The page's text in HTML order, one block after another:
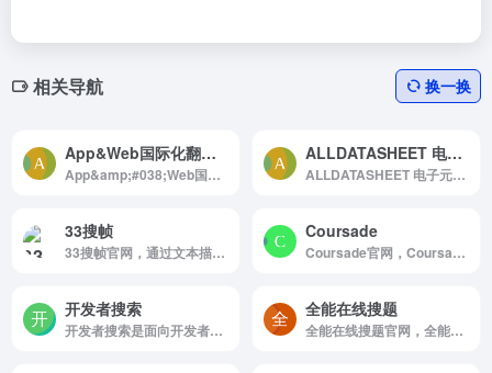
相关导航 换一换
App&Web国际化翻译搜索
App&amp;#038;Web国际化翻译搜索官网，i18n多语言语料搜索引擎：支持11国语言搜索，有一千多种语言数据，超1500多万条数据，支持报表展示。
ALLDATASHEET 电子元件搜索引擎
ALLDATASHEET 电子元件搜索引擎官网，电子元件和半导体， 集成电路， 二极管， 三端双向可控硅和其他半导体的
33搜帧
33搜帧官网，通过文本描述来搜索视频帧画面的工具，可以帮助视频创作者快速找到相关视频场景素材，录音自动生成视频和文本生成视频，提升工作效率，是视频自媒体的必备利器。
Coursade
Coursade官网，Coursade是一个非常实用又好用的在线公开课搜索引擎，是一个非常好用的学习网站
开发者搜索
开发者搜索是面向开发者的知识搜索平台，专注于为开发者提供高效的技术搜索服务
全能在线搜题
全能在线搜题官网，全能在线搜题 在线搜索网课答案 全能搜题官网 网课答案 搜题 免费搜题 在线搜题 学习通找答案 找答案 大学生 学习网站